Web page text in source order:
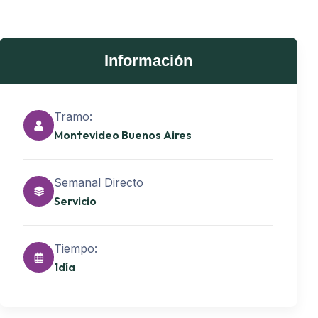
Información
Tramo:
Montevideo Buenos Aires
Semanal Directo
Servicio
Tiempo:
1día